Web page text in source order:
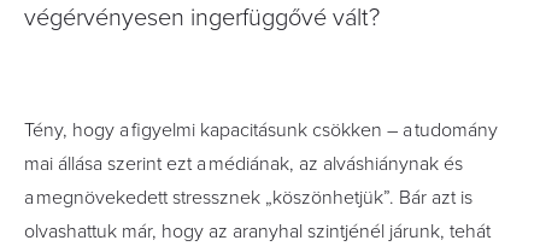
végérvényesen ingerfüggővé vált?
Tény, hogy a figyelmi kapacitásunk csökken – a tudomány
mai állása szerint ezt a médiának, az alváshiánynak és
a megnövekedett stressznek „köszönhetjük”. Bár azt is
olvashattuk már, hogy az aranyhal szintjénél járunk, tehát